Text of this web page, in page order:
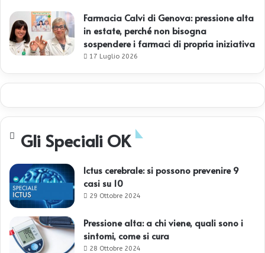
Farmacia Calvi di Genova: pressione alta
in estate, perché non bisogna
sospendere i farmaci di propria iniziativa
17 Luglio 2026
Gli Speciali OK
Ictus cerebrale: si possono prevenire 9
casi su 10
29 Ottobre 2024
Pressione alta: a chi viene, quali sono i
sintomi, come si cura
28 Ottobre 2024